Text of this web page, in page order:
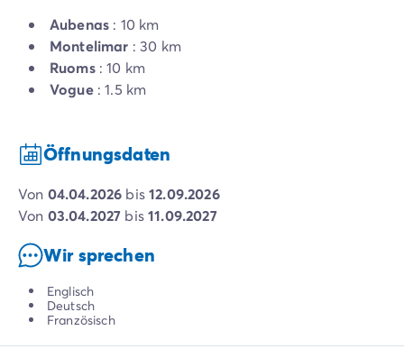
Aubenas : 10 km
Montelimar : 30 km
Ruoms: 10 km
Vogue: 1.5 km
Öffnungsdaten
von 04.04.2026 bis12.09.2026
von 03.04.2027 bis11.09.2027
Wir sprechen
Englisch
Deutsch
Französisch